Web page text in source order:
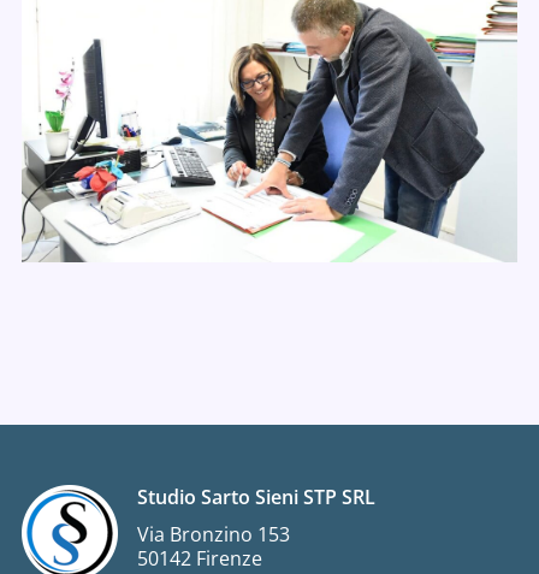
Studio Sarto Sieni STP SRL
Via Bronzino 153
50142 Firenze